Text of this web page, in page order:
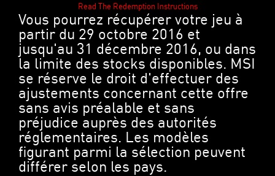
Read The Redemption Instructions
Vous pourrez récupérer votre jeu à
partir du 29 octobre 2016 et
jusqu'au 31 décembre 2016, ou dans
la limite des stocks disponibles. MSI
se réserve le droit d'effectuer des
ajustements concernant cette offre
sans avis préalable et sans
préjudice auprès des autorités
réglementaires. Les modèles
figurant parmi la sélection peuvent
différer selon les pays.